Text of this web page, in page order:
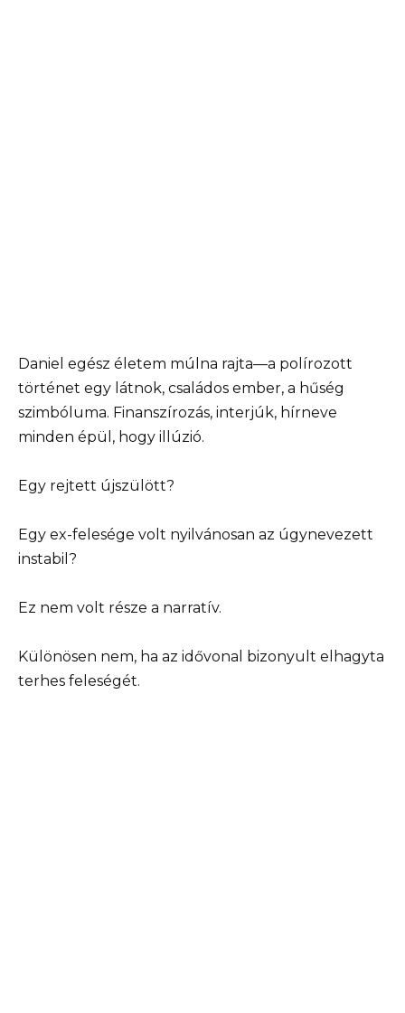
Daniel egész életem múlna rajta—a polírozott
történet egy látnok, családos ember, a hűség
szimbóluma. Finanszírozás, interjúk, hírneve
minden épül, hogy illúzió.
Egy rejtett újszülött?
Egy ex-felesége volt nyilvánosan az úgynevezett
instabil?
Ez nem volt része a narratív.
Különösen nem, ha az idővonal bizonyult elhagyta
terhes feleségét.